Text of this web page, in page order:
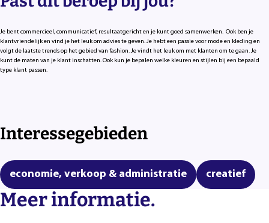
Je bent commercieel, communicatief, resultaatgericht en je kunt goed samenwerken. Ook ben je
klantvriendelijk en vind je het leuk om advies te geven. Je hebt een passie voor mode en kleding en
volgt de laatste trends op het gebied van fashion. Je vindt het leuk om met klanten om te gaan. Je
kunt de maten van je klant inschatten. Ook kun je bepalen welke kleuren en stijlen bij een bepaald
type klant passen.
Interessegebieden
economie, verkoop & administratie creatief
Meer informatie.